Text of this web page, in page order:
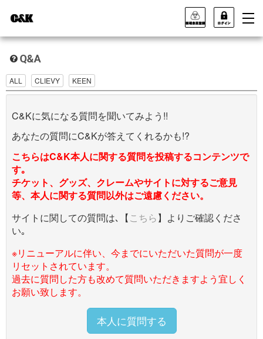
ALL CLIEVY KEEN
C&Kに気になる質問を聞いてみよう!!
あなたの質問にC&Kが答えてくれるかも!?
こちらはC&K本人に関する質問を投稿するコンテンツで
す｡
チケット、グッズ、クレームやサイトに対するご意見
等、本人に関する質問以外はご遠慮ください。
サイトに関しての質問は､【こちら】よりご確認くださ
い｡
※リニューアルに伴い、今までにいただいた質問が一度
リセットされています。
過去に質問した方も改めて質問いただきますよう宜しく
お願い致します。
本人に質問する